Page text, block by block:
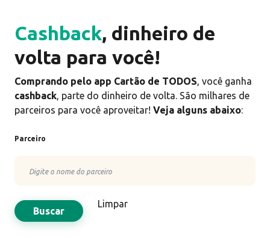
Cashback, dinheiro de
volta para você!
Comprando pelo app Cartão de TODOS, você ganha
cashback, parte do dinheiro de volta. São milhares de
parceiros para você aproveitar! Veja alguns abaixo:
Parceiro
Buscar
Limpar